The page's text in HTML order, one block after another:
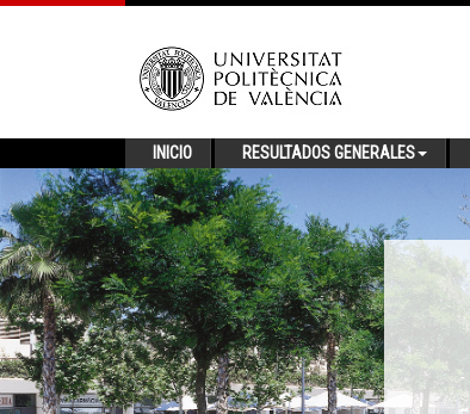
INICIO RESULTADOS GENERALES